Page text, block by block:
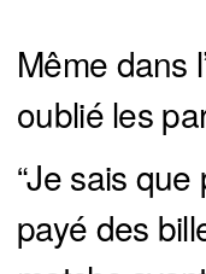
Même dans
oublié les
“Je sais
payé des